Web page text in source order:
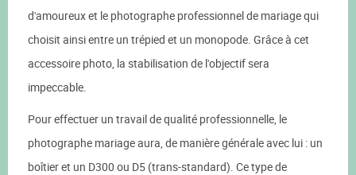
d'amoureux et le photographe professionnel de mariage qui
choisit ainsi entre un trépied et un monopode. Grâce à cet
accessoire photo, la stabilisation de l'objectif sera
impeccable.
Pour effectuer un travail de qualité professionnelle, le
photographe mariage aura, de manière générale avec lui : un
boîtier et un D300 ou D5 (trans-standard). Ce type de